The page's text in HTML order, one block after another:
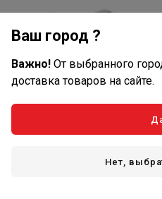
Ваш город ?
Важно! От выбранного
доставка товаров на сайте.
Нет,